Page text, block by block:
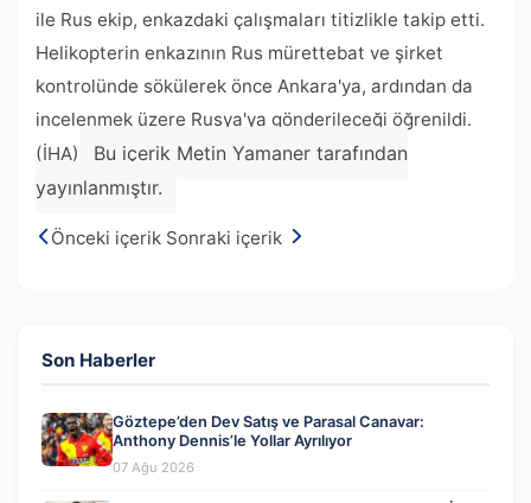
ile Rus ekip, enkazdaki çalışmaları titizlikle takip etti.
Helikopterin enkazının Rus mürettebat ve şirket
kontrolünde sökülerek önce Ankara'ya, ardından da
incelenmek üzere Rusya'ya gönderileceği öğrenildi.
(İHA)
Bu içerik Metin Yamaner tarafından
yayınlanmıştır.
Önceki içerik Sonraki içerik
Son Haberler
Göztepe’den Dev Satış ve Parasal Canavar:
Anthony Dennis’le Yollar Ayrılıyor
07 Ağu 2026